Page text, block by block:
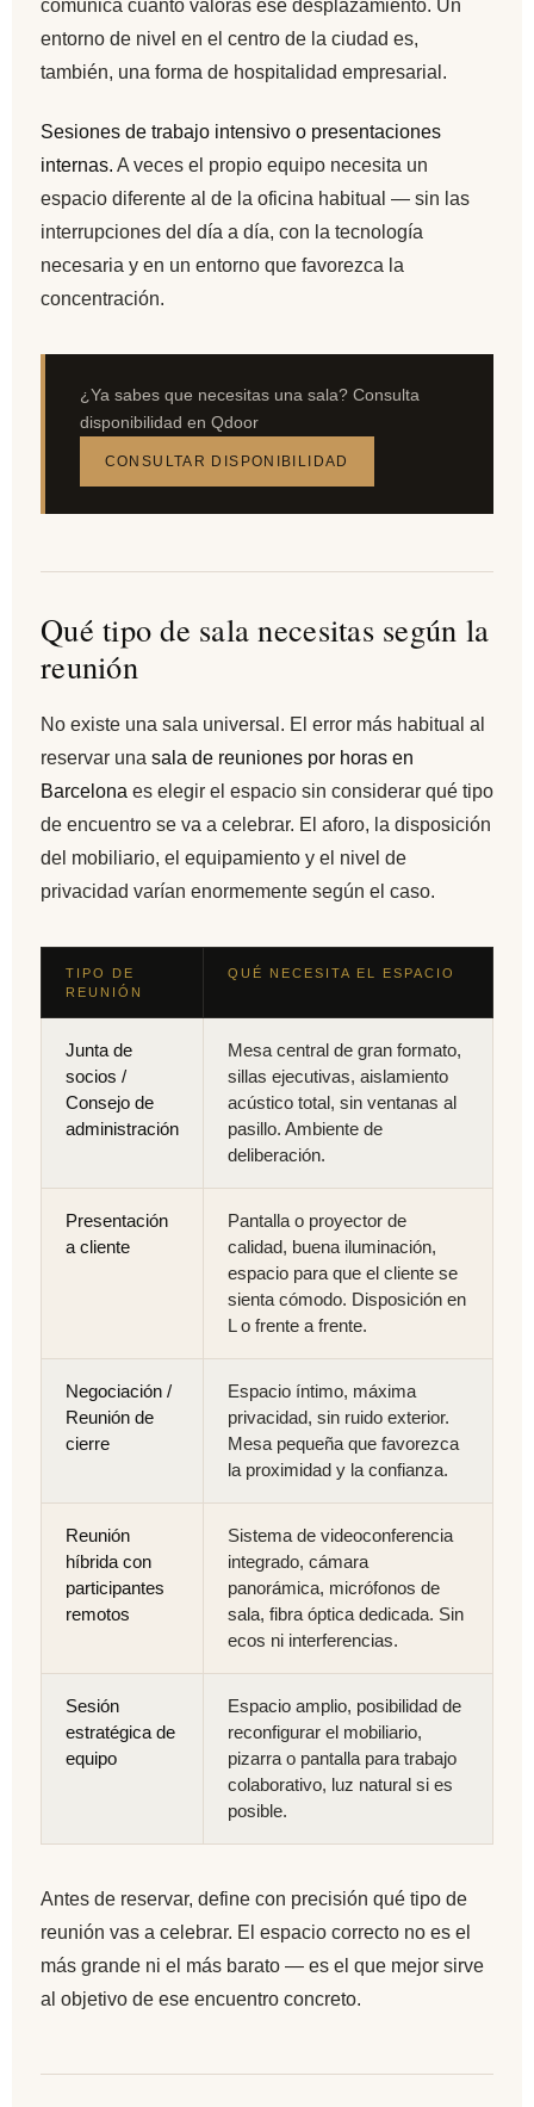
comunica cuánto valoras ese desplazamiento. Un
entorno de nivel en el centro de la ciudad es,
también, una forma de hospitalidad empresarial.
Sesiones de trabajo intensivo o presentaciones
internas. A veces el propio equipo necesita un
espacio diferente al de la oficina habitual — sin las
interrupciones del día a día, con la tecnología
necesaria y en un entorno que favorezca la
concentración.
¿Ya sabes que necesitas una sala? Consulta
disponibilidad en Qdoor
CONSULTAR DISPONIBILIDAD
Qué tipo de sala necesitas según la
reunión
No existe una sala universal. El error más habitual al
reservar una sala de reuniones por horas en
Barcelona es elegir el espacio sin considerar qué tipo
de encuentro se va a celebrar. El aforo, la disposición
del mobiliario, el equipamiento y el nivel de
privacidad varían enormemente según el caso.
TIPO DE
REUNIÓN
QUÉ NECESITA EL ESPACIO
Junta de
socios /
Consejo de
administración
Mesa central de gran formato,
sillas ejecutivas, aislamiento
acústico total, sin ventanas al
pasillo. Ambiente de
deliberación.
Presentación
a cliente
Pantalla o proyector de
calidad, buena iluminación,
espacio para que el cliente se
sienta cómodo. Disposición en
L o frente a frente.
Negociación /
Reunión de
cierre
Espacio íntimo, máxima
privacidad, sin ruido exterior.
Mesa pequeña que favorezca
la proximidad y la confianza.
Reunión
híbrida con
participantes
remotos
Sistema de videoconferencia
integrado, cámara
panorámica, micrófonos de
sala, fibra óptica dedicada. Sin
ecos ni interferencias.
Sesión
estratégica de
equipo
Espacio amplio, posibilidad de
reconfigurar el mobiliario,
pizarra o pantalla para trabajo
colaborativo, luz natural si es
posible.
Antes de reservar, define con precisión qué tipo de
reunión vas a celebrar. El espacio correcto no es el
más grande ni el más barato — es el que mejor sirve
al objetivo de ese encuentro concreto.